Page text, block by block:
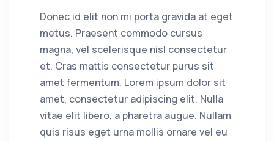
Donec id elit non mi porta gravida at eget
metus. Praesent commodo cursus
magna, vel scelerisque nisl consectetur
et. Cras mattis consectetur purus sit
amet fermentum. Lorem ipsum dolor sit
amet, consectetur adipiscing elit. Nulla
vitae elit libero, a pharetra augue. Nullam
quis risus eget urna mollis ornare vel eu